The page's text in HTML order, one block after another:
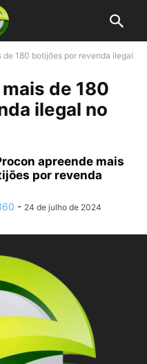
de 180 botijões por revenda ilegal
de 180
ilegal no
apreende mais
por revenda
- 24 de julho de 2024